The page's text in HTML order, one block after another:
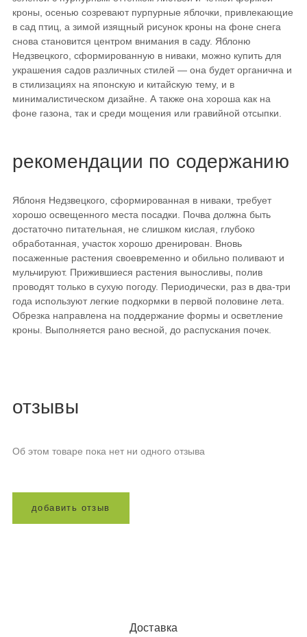
кроны, осенью созревают пурпурные яблочки, привлекающие
в сад птиц, а зимой изящный рисунок кроны на фоне снега
снова становится центром внимания в саду. Яблоню
Недзвецкого, сформированную в ниваки, можно купить для
украшения садов различных стилей — она будет органична и
в стилизациях на японскую и китайскую тему, и в
минималистическом дизайне. А также она хороша как на
фоне газона, так и среди мощения или гравийной отсыпки.
рекомендации по содержанию
Яблоня Недзвецкого, сформированная в ниваки, требует
хорошо освещенного места посадки. Почва должна быть
достаточно питательная, не слишком кислая, глубоко
обработанная, участок хорошо дренирован. Вновь
посаженные растения своевременно и обильно поливают и
мульчируют. Прижившиеся растения выносливы, полив
проводят только в сухую погоду. Периодически, раз в два-три
года используют легкие подкормки в первой половине лета.
Обрезка направлена на поддержание формы и осветление
кроны. Выполняется рано весной, до распускания почек.
отзывы
Об этом товаре пока нет ни одного отзыва
доба вит ь отз ыв
Доставка